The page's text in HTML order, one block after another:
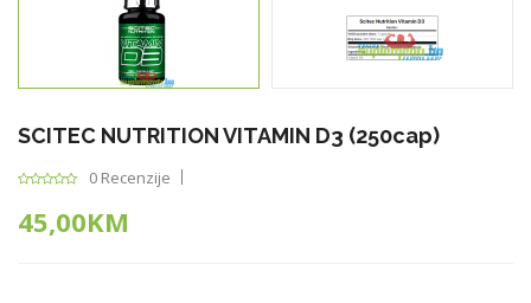
SCITEC NUTRITION VITAMIN D3 (250cap)
0 Recenzije
45,00KM